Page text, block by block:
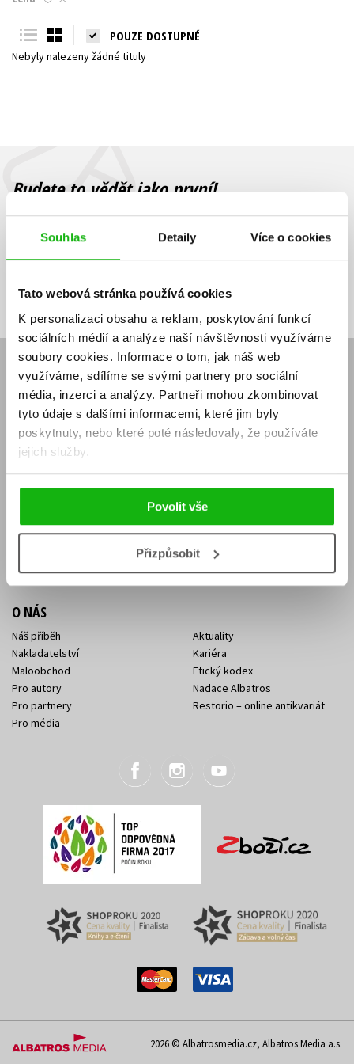
Souhlas Detaily Více o cookies
Tato webová stránka používá cookies
K personalizaci obsahu a reklam, poskytování funkcí
sociálních médií a analýze naší návštěvnosti využíváme
soubory cookies. Informace o tom, jak náš web
využíváme, sdílíme se svými partnery pro sociální
média, inzerci a analýzy. Partneři mohou zkombinovat
tyto údaje s dalšími informacemi, které jim byly
poskytnuty, nebo které poté následovaly, že používáte
jejich služby.
Povolit vše
Přizpůsobit
Young adult (SK)
Všechny tituly
POUZE DOSTUPNÉ
Nebyly nalezeny žádné tituly
Budete to vědět jako první!
Zajímá Vás, jaký knižní hit právě vychází, na jaké zboží je výhodná
sleva, jaká běží soutěž o ceny? Přihlášením k odběru našich e-
souhlasíte se zpracováním osobních údajů
mailová
adresa
mailová
adresa
Vaše e-mailová adresa Přihlásit se
E-SHOP
Aktuality
Naši autoři
Obchodní podmínky
Jak nakoupit
Knižní novinky
Dárkové poukazy
Affiliate program
KONTAKTY
Sídlo společnosti
Kontakty Albatros Media
O NÁS
Náš příběh
Nakladatelství
Maloobchod
Pro autory
Pro partnery
Pro média
Aktuality
Kariéra
Etický kodex
Nadace Albatros
Restorio – online antikvariát
2026 © Albatrosmedia.cz, Albatros Media a.s.